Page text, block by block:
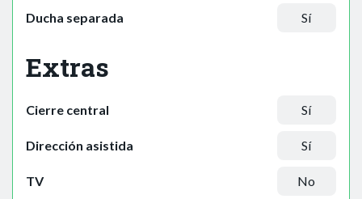
Ducha separada Sí
Extras
Cierre central Sí
Dirección asistida Sí
TV No